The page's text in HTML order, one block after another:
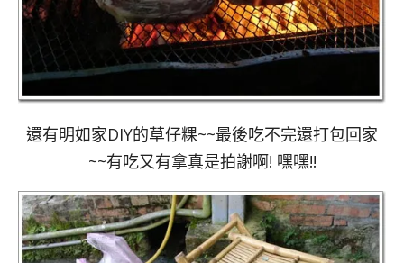
還有明如家DIY的草仔粿~~最後吃不完還打包回家
~~有吃又有拿真是拍謝啊! 嘿嘿!!